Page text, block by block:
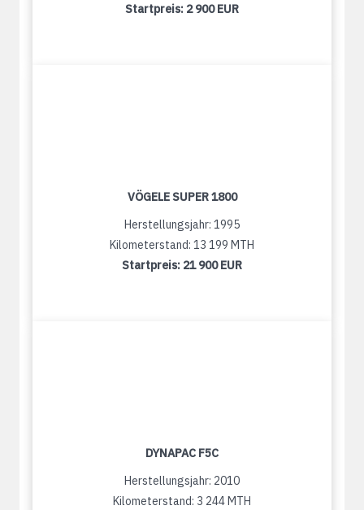
Startpreis: 2 900 EUR
VÖGELE SUPER 1800
Herstellungsjahr: 1995
Kilometerstand: 13 199 MTH
Startpreis: 21 900 EUR
DYNAPAC F5C
Herstellungsjahr: 2010
Kilometerstand: 3 244 MTH